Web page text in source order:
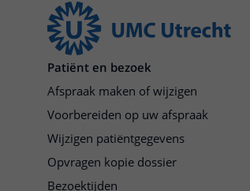
Patiënt en bezoek
Afspraak maken of wijzigen
Voorbereiden op uw afspraak
Wijzigen patiëntgegevens
Opvragen kopie dossier
Bezoektijden